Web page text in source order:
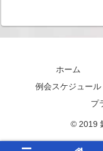
ホーム
例会スケジュール
プ
© 2019